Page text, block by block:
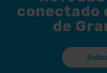
conectado
de